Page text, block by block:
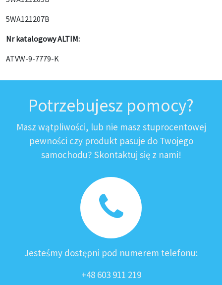
5WA121207B
Nr katalogowy ALTIM:
ATVW-9-7779-K
Potrzebujesz pomocy?
Masz wątpliwości, lub nie masz stuprocentowej
pewności czy produkt pasuje do Twojego
samochodu? Skontaktuj się z nami!
Jesteśmy dostępni pod numerem telefonu:
+48 603 911 219